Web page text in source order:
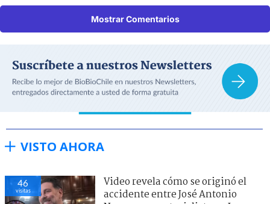
Mostrar Comentarios
VISTO AHORA
46
visitas
Video revela cómo se originó el
accidente entre José Antonio